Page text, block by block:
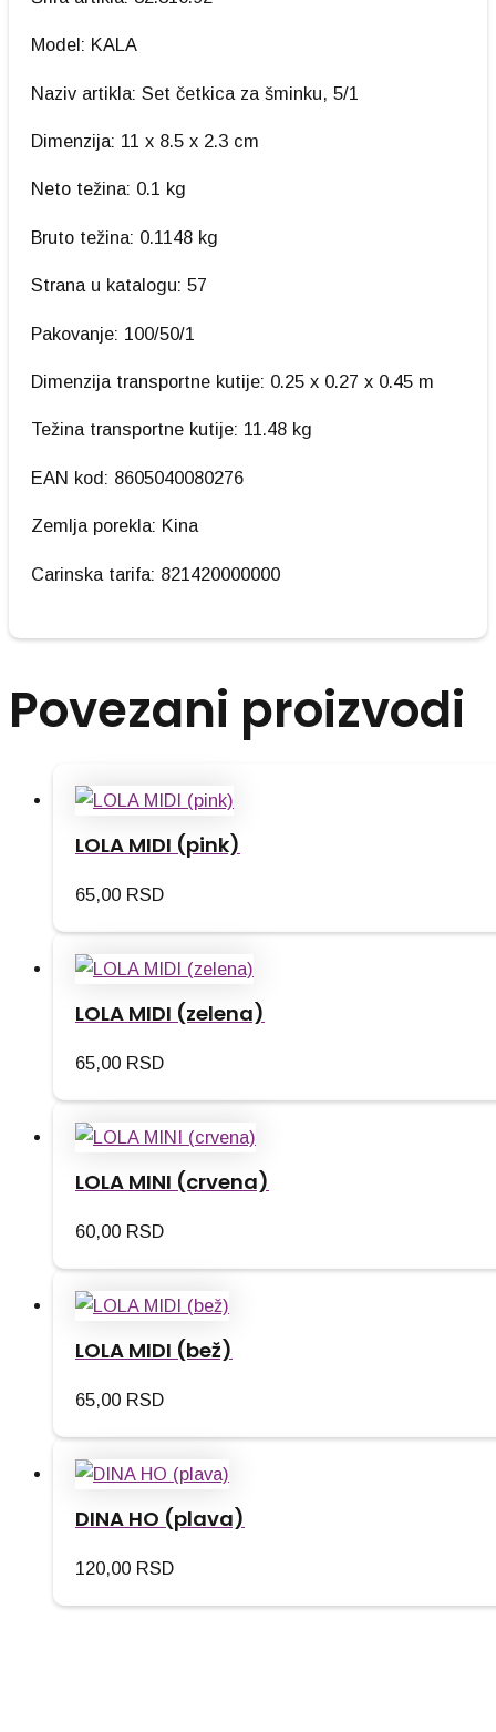
Model: KALA
Naziv artikla: Set četkica za šminku, 5/1
Dimenzija: 11 x 8.5 x 2.3 cm
Neto težina: 0.1 kg
Bruto težina: 0.1148 kg
Strana u katalogu: 57
Pakovanje: 100/50/1
Dimenzija transportne kutije: 0.25 x 0.27 x 0.45 m
Težina transportne kutije: 11.48 kg
EAN kod: 8605040080276
Zemlja porekla: Kina
Carinska tarifa: 821420000000
Povezani proizvodi
LOLA MIDI (pink)
65,00 RSD
LOLA MIDI (zelena)
65,00 RSD
LOLA MINI (crvena)
60,00 RSD
LOLA MIDI (bež)
65,00 RSD
DINA HO (plava)
120,00 RSD